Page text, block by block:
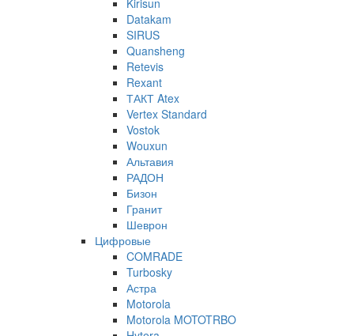
Datakam
SIRUS
Quansheng
Retevis
Rexant
ТАКТ Atex
Vertex Standard
Vostok
Wouxun
Альтавия
РАДОН
Бизон
Гранит
Шеврон
Цифровые
COMRADE
Turbosky
Астра
Motorola
Motorola MOTOTRBO